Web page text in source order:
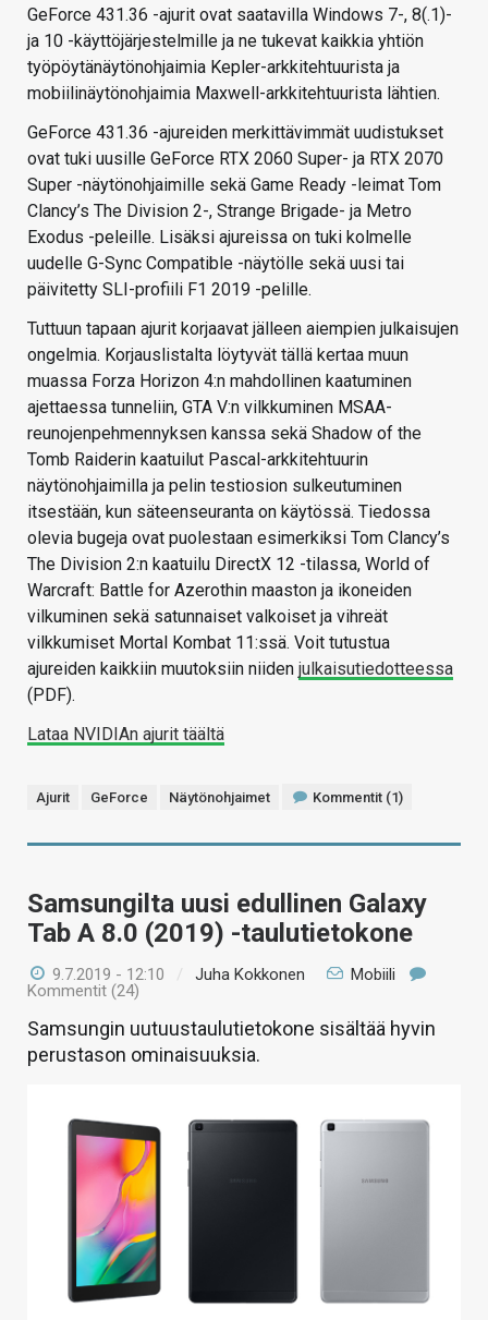
GeForce 431.36 -ajurit ovat saatavilla Windows 7-, 8(.1)-
ja 10 -käyttöjärjestelmille ja ne tukevat kaikkia yhtiön
työpöytänäytönohjaimia Kepler-arkkitehtuurista ja
mobiilinäytönohjaimia Maxwell-arkkitehtuurista lähtien.
GeForce 431.36 -ajureiden merkittävimmät uudistukset
ovat tuki uusille GeForce RTX 2060 Super- ja RTX 2070
Super -näytönohjaimille sekä Game Ready -leimat Tom
Clancy’s The Division 2-, Strange Brigade- ja Metro
Exodus -peleille. Lisäksi ajureissa on tuki kolmelle
uudelle G-Sync Compatible -näytölle sekä uusi tai
päivitetty SLI-profiili F1 2019 -pelille.
Tuttuun tapaan ajurit korjaavat jälleen aiempien julkaisujen
ongelmia. Korjauslistalta löytyvät tällä kertaa muun
muassa Forza Horizon 4:n mahdollinen kaatuminen
ajettaessa tunneliin, GTA V:n vilkkuminen MSAA-
reunojenpehmennyksen kanssa sekä Shadow of the
Tomb Raiderin kaatuilut Pascal-arkkitehtuurin
näytönohjaimilla ja pelin testiosion sulkeutuminen
itsestään, kun säteenseuranta on käytössä. Tiedossa
olevia bugeja ovat puolestaan esimerkiksi Tom Clancy’s
The Division 2:n kaatuilu DirectX 12 -tilassa, World of
Warcraft: Battle for Azerothin maaston ja ikoneiden
vilkuminen sekä satunnaiset valkoiset ja vihreät
vilkkumiset Mortal Kombat 11:ssä. Voit tutustua
ajureiden kaikkiin muutoksiin niiden julkaisutiedotteessa
(PDF).
Lataa NVIDIAn ajurit täältä
Ajurit GeForce Näytönohjaimet Kommentit (1)
Samsungilta uusi edullinen Galaxy
Tab A 8.0 (2019) -taulutietokone
9.7.2019 - 12:10 / Juha Kokkonen
Mobiili
Kommentit (24)
Samsungin uutuustaulutietokone sisältää hyvin
perustason ominaisuuksia.